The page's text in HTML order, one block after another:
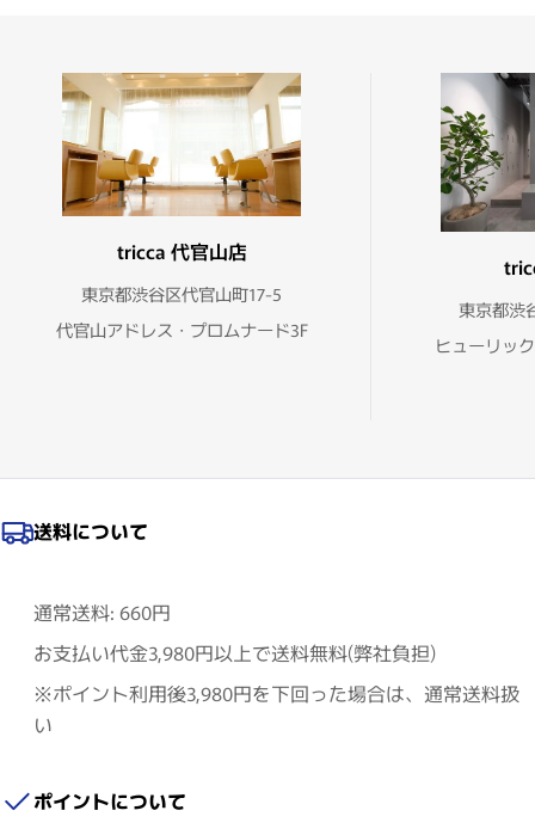
tricca 代官山店
東京都渋谷区代官山町17-5
代官山アドレス・プロムナード3F
東京都渋
ヒューリッ
送料について
通常送料: 660円
お支払い代金3,980円以上で送料無料(弊社負担)
※ポイント利用後3,980円を下回った場合は、通常送料扱
い
ポイントについて